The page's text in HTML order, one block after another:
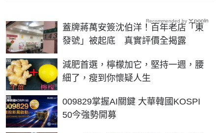
蓋牌蔣萬安簽沈伯洋！百年老店「東
發號」被起底 真實評價全揭露
減肥首選，檸檬加它，堅持一週，腰
細了，瘦到你懷疑人生
PR
009829掌握AI關鍵 大華韓國KOSPI
50今強勢開募
PR
Recommended by